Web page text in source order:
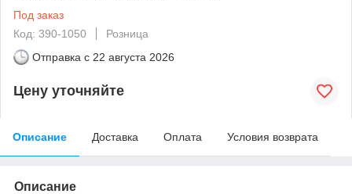
Под заказ
Код: 390-1050
Розница
Отправка с 22 августа 2026
Цену уточняйте
Описание Доставка Оплата Условия возврата
Описание